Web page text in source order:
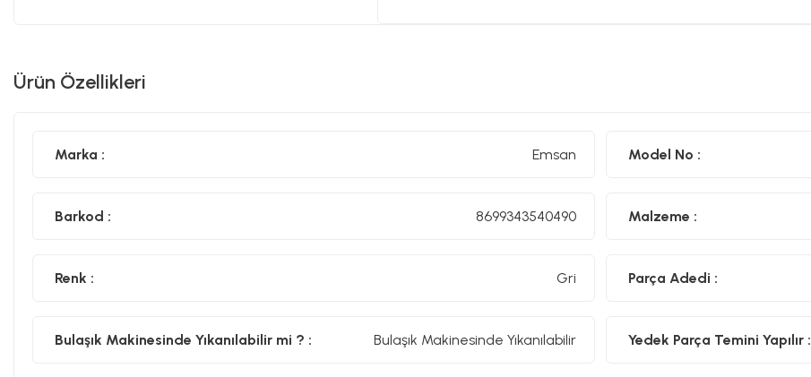
Ürün Özellikleri
Marka : Emsan Model No :
Barkod : 8699343540490 Malzeme :
Renk : Gri Parça Adedi :
Bulaşık Makinesinde Yıkanılabilir mi ? : Bulaşık Makinesinde Yıkanılabilir Yedek Parça Temini Yapılır :